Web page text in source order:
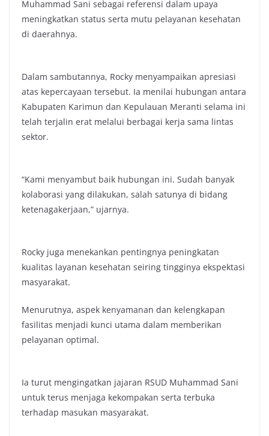
Muhammad Sani sebagai referensi dalam upaya
meningkatkan status serta mutu pelayanan kesehatan
di daerahnya.
Dalam sambutannya, Rocky menyampaikan apresiasi
atas kepercayaan tersebut. Ia menilai hubungan antara
Kabupaten Karimun dan Kepulauan Meranti selama ini
telah terjalin erat melalui berbagai kerja sama lintas
sektor.
“Kami menyambut baik hubungan ini. Sudah banyak
kolaborasi yang dilakukan, salah satunya di bidang
ketenagakerjaan,” ujarnya.
Rocky juga menekankan pentingnya peningkatan
kualitas layanan kesehatan seiring tingginya ekspektasi
masyarakat.
Menurutnya, aspek kenyamanan dan kelengkapan
fasilitas menjadi kunci utama dalam memberikan
pelayanan optimal.
Ia turut mengingatkan jajaran RSUD Muhammad Sani
untuk terus menjaga kekompakan serta terbuka
terhadap masukan masyarakat.